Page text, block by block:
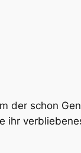
der schon
ihr